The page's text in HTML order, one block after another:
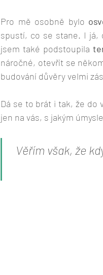
Pro mě osobně bylo
spustí, co se stane. I já,
jsem také podstoupila
náročné, otevřít se
budování důvěry velmi
Dá se to brát i tak, že do
jen na vás, s jakým
Věřím však, že